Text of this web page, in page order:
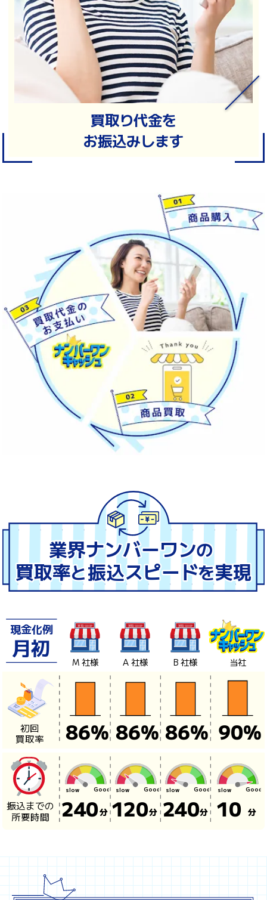
買取り代金を
お振込みします
業界ナンバーワン
買取率と振込スピードを実現
slow Good
当社
A社様 B 社様
M社様
10 分
240分
120分
240分
90%
86%
86%
86%
振込までの
所要時間
買取率
初回
月初
現金化例